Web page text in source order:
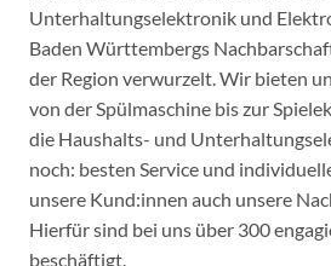
Unterhaltungselektronik und
Baden Württembergs
der Region verwurzelt. Wir bieten
von der Spülmaschine bis zur
die Haushalts- und
noch: besten Service und
unsere Kund:innen auch unsere
Hierfür sind bei uns über 300
beschäftigt.